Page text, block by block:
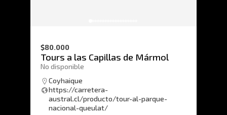
$80.000
Tours a las Capillas de Mármol
No disponible
Coyhaique
https://carretera-
austral.cl/producto/tour-al-parque-
nacional-queulat/